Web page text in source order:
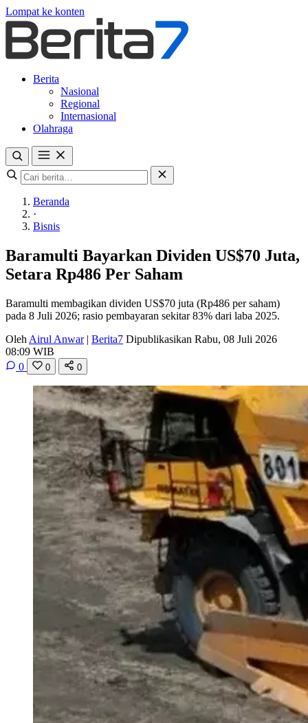
Lompat ke konten
Berita
Nasional
Regional
Internasional
Olahraga
Beranda
·
Bisnis
Baramulti Bayarkan Dividen US$70 Juta,
Setara Rp486 Per Saham
Baramulti membagikan dividen US$70 juta (Rp486 per saham)
pada 8 Juli 2026; rasio pembayaran sekitar 83% dari laba 2025.
Oleh Airul Anwar | Berita7 Dipublikasikan Rabu, 08 Juli 2026
08:09 WIB
0
0 0